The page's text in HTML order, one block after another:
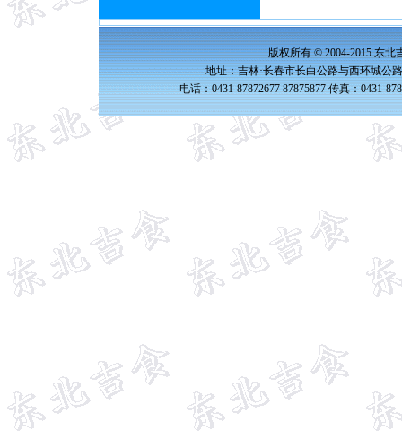
版权所有 © 2004-2015 东北
地址：吉林·长春市长白公路与西环城公
电话：0431-87872677 87875877 传真：0431-